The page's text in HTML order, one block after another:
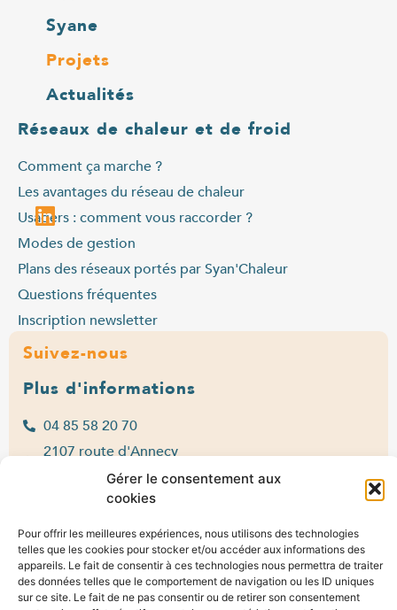
Gérer le consentement aux
cookies
Pour offrir les meilleures expériences, nous utilisons des technologies
telles que les cookies pour stocker et/ou accéder aux informations des
appareils. Le fait de consentir à ces technologies nous permettra de traiter
des données telles que le comportement de navigation ou les ID uniques
sur ce site. Le fait de ne pas consentir ou de retirer son consentement
Syane
Projets
Actualités
Réseaux de chaleur et de froid
Comment ça marche ?
Les avantages du réseau de chaleur
Usagers : comment vous raccorder ?
Modes de gestion
Plans des réseaux portés par Syan'Chaleur
Questions fréquentes
Inscription newsletter
Suivez-nous
Plus d'informations
04 85 58 20 70
2107 route d'Annecy
74330 POISY
Ven : 9h-12h et 14h-16h
Contact